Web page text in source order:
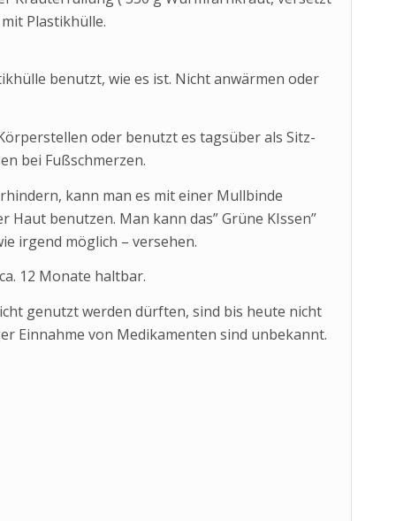
Plastikhülle.
benutzt, wie es ist. Nicht anwärmen oder
oder benutzt es tagsüber als Sitz-
bei Fußschmerzen.
kann man es mit einer Mullbinde
benutzen. Man kann das” Grüne KIssen”
irgend möglich – versehen.
12 Monate haltbar.
genutzt werden dürften, sind bis heute nicht
Einnahme von Medikamenten sind unbekannt.